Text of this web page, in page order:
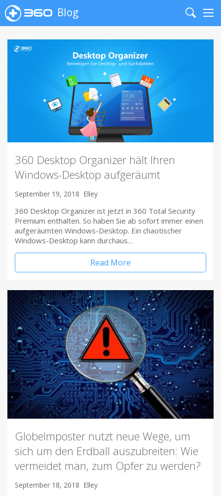
Blog
Search
360 Desktop Organizer hält Ihren
Windows-Desktop aufgeräumt
September 19, 2018 Elley
360 Desktop Organizer ist jetzt in 360 Total Security
Premium enthalten. So haben Sie ab sofort immer einen
aufgeräumten Windows-Desktop. Ein chaotischer
Windows-Desktop kann durchaus…
Read More
Globelmposter nutzt neue Wege, um
sich um den Erdball auszubreiten: Wie
vermeidet man, zum Opfer zu werden?
September 18, 2018 Elley